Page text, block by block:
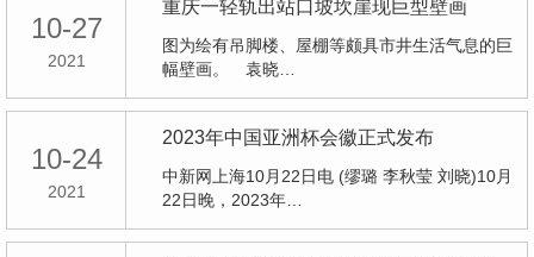
10-27
2021
重庆一轻轨出站口坡坎崖现巨型壁画
图为绘有吊脚楼、屋棚等颇具市井生活气息的巨
幅壁画。 袁晓…
10-24
2021
2023年中国亚洲杯会徽正式发布
中新网上海10月22日电 (缪璐 李秋莹 刘晓)10月
22日晚，2023年…